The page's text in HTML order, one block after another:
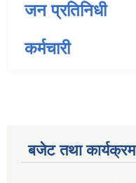
जन प्रतिनिधी
कर्मचारी
बजेट तथा कार्यक्रम